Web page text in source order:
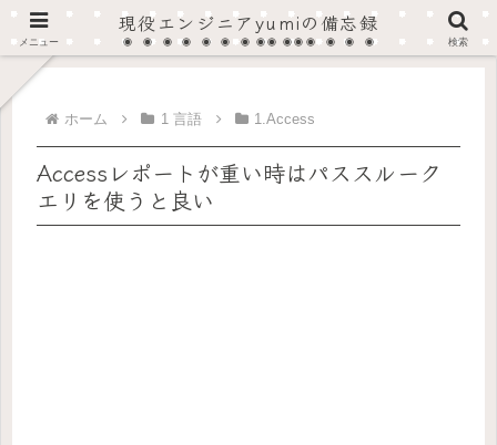
在宅SOHOプログラマーから法人へ、現在はフルタイム・フルリモート作業しています。
ホーム 1 言語 1.Access
Accessレポートが重い時はパススルーク
エリを使うと良い
メニュー
現役エンジニアyumiの備忘録
検索